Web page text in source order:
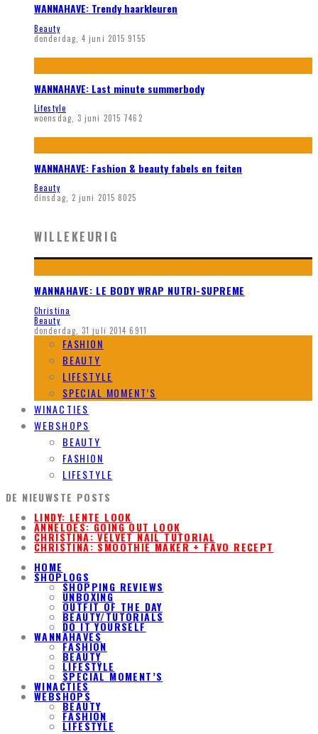
WANNAHAVE: Trendy haarkleuren
Beauty
donderdag, 4 juni 2015 9155
WANNAHAVE: Last minute summerbody
Lifestyle
woensdag, 3 juni 2015 7462
WANNAHAVE: Fashion & beauty fabels en feiten
Beauty
dinsdag, 2 juni 2015 8025
WILLEKEURIG
WANNAHAVE: LE BODY WRAP NUTRI-SUPREME
Christina
Beauty
donderdag, 31 juli 2014 6911
FASHION
BEAUTY
LIFESTYLE
SPECIAL MOMENT’S
WINACTIES
WEBSHOPS
BEAUTY
FASHION
LIFESTYLE
DE NIEUWSTE POSTS
LINDY: LENTE LOOK
ANNELOES: GOING OUT LOOK
CHRISTINA: VELVET NAIL TUTORIAL
CHRISTINA: SMOOTHIE MAKER + FAVO RECEPT
HOME
SHOPLOGS
SHOPPING REVIEWS
UNBOXING
OUTFIT OF THE DAY
BEAUTY/TUTORIALS
DO IT YOURSELF
WANNAHAVES
FASHION
BEAUTY
LIFESTYLE
SPECIAL MOMENT’S
WINACTIES
WEBSHOPS
BEAUTY
FASHION
LIFESTYLE